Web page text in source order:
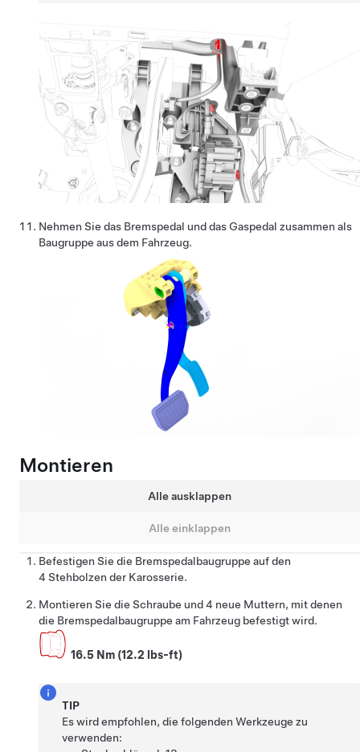
Nehmen Sie das Bremspedal und das Gaspedal zusammen als
Baugruppe aus dem Fahrzeug.
Montieren
Alle ausklappen
Alle einklappen
Befestigen Sie die Bremspedalbaugruppe auf den
4 Stehbolzen der Karosserie.
Montieren Sie die Schraube und 4 neue Muttern, mit denen
die Bremspedalbaugruppe am Fahrzeug befestigt wird.
16.5 Nm (12.2 lbs-ft)
TIP
Es wird empfohlen, die folgenden Werkzeuge zu
verwenden: